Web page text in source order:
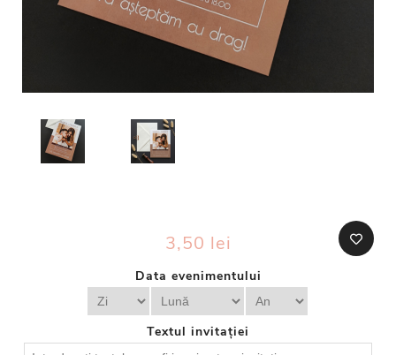
3,50 lei
Data evenimentului
Textul invitației